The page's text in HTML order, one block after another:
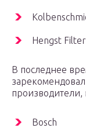
Hengst Filter
В последнее
производители,
Bosch